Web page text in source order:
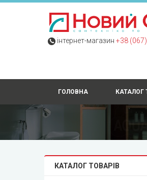
інтернет-магазин +38
ГОЛОВНА КАТАЛОГ
КАТАЛОГ ТОВАРІВ